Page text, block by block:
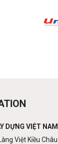
steel
DỰNG VIỆT
Việt Kiều